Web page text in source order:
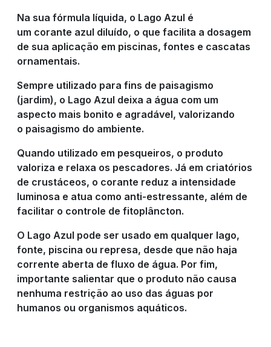
Na sua fórmula líquida, o Lago Azul é
um corante azul diluído, o que facilita a dosagem
de sua aplicação em piscinas, fontes e cascatas
ornamentais.
Sempre utilizado para fins de paisagismo
(jardim), o Lago Azul deixa a água com um
aspecto mais bonito e agradável, valorizando
o paisagismo do ambiente.
Quando utilizado em pesqueiros, o produto
valoriza e relaxa os pescadores. Já em criatórios
de crustáceos, o corante reduz a intensidade
luminosa e atua como anti-estressante, além de
facilitar o controle de fitoplâncton.
O Lago Azul pode ser usado em qualquer lago,
fonte, piscina ou represa, desde que não haja
corrente aberta de fluxo de água. Por fim,
importante salientar que o produto não causa
nenhuma restrição ao uso das águas por
humanos ou organismos aquáticos.